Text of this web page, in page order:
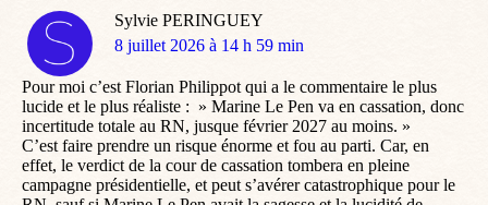
Sylvie PERINGUEY
dit
8 juillet 2026 à 14 h 59 min
Pour moi c’est Florian Philippot qui a le commentaire le plus
lucide et le plus réaliste : » Marine Le Pen va en cassation, donc
incertitude totale au RN, jusque février 2027 au moins. »
C’est faire prendre un risque énorme et fou au parti. Car, en
effet, le verdict de la cour de cassation tombera en pleine
campagne présidentielle, et peut s’avérer catastrophique pour le